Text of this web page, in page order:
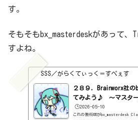
す。
そもそもbx_masterdeskがあって、
すよね。
SSS／がらくてぃっく＝すぺぇす
２８９．Brainworx社の
てみよう♪ ～マスタ
🕒️2026-05-10
これの無料版がbx_masterdesk